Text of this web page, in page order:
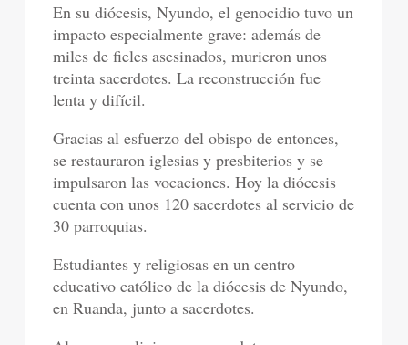
En su diócesis, Nyundo, el genocidio tuvo un
impacto especialmente grave: además de
miles de fieles asesinados, murieron unos
treinta sacerdotes. La reconstrucción fue
lenta y difícil.
Gracias al esfuerzo del obispo de entonces,
se restauraron iglesias y presbiterios y se
impulsaron las vocaciones. Hoy la diócesis
cuenta con unos 120 sacerdotes al servicio de
30 parroquias.
Estudiantes y religiosas en un centro
educativo católico de la diócesis de Nyundo,
en Ruanda, junto a sacerdotes.